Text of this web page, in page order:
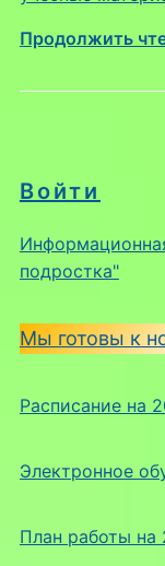
Войти
подростка"
Мы готовы к
Расписание на
Электронное
План работы на
Продолжить